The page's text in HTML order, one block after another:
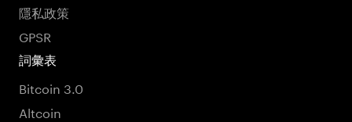
隱私政策
GPSR
詞彙表
Bitcoin 3.0
Altcoin